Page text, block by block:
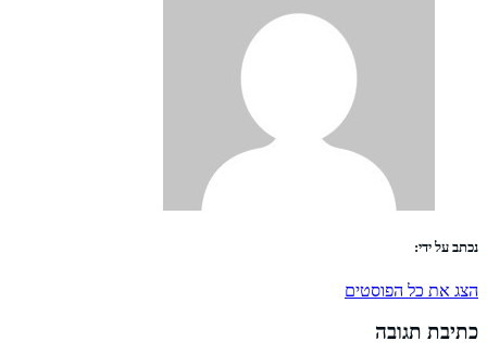
נכתב על ידי:
הצג את כל הפוסטים
כתיבת תגובה